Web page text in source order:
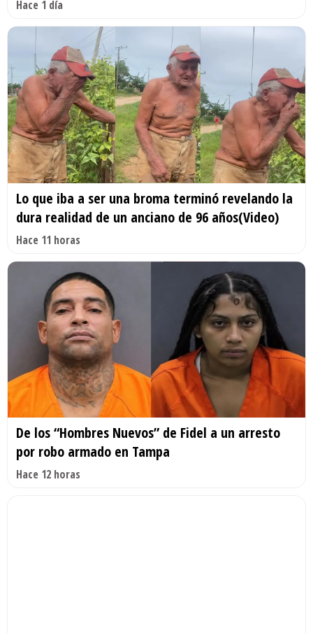
Hace 1 día
Lo que iba a ser una broma terminó revelando la
dura realidad de un anciano de 96 años(Video)
Hace 11 horas
De los “Hombres Nuevos” de Fidel a un arresto
por robo armado en Tampa
Hace 12 horas